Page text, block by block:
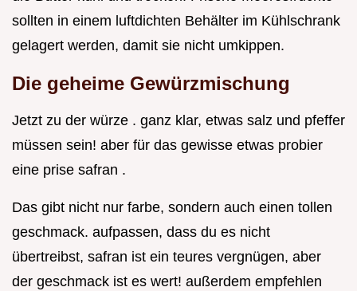
sollten in einem luftdichten Behälter im Kühlschrank
gelagert werden, damit sie nicht umkippen.
Die geheime Gewürzmischung
Jetzt zu der würze . ganz klar, etwas salz und pfeffer
müssen sein! aber für das gewisse etwas probier
eine prise safran .
Das gibt nicht nur farbe, sondern auch einen tollen
geschmack. aufpassen, dass du es nicht
übertreibst, safran ist ein teures vergnügen, aber
der geschmack ist es wert! außerdem empfehlen